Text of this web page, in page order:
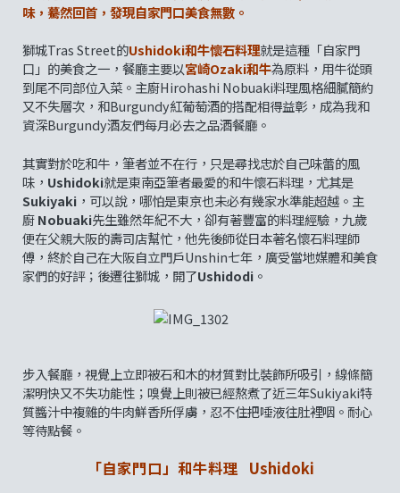
味，驀然回首，發現自家門口美食無數。
獅城Tras Street的Ushidoki和牛懷石料理就是這種「自家門
口」的美食之一，餐廳主要以宮崎Ozaki和牛為原料，用牛從頭
到尾不同部位入菜。主廚Hirohashi Nobuaki料理風格細膩簡約
又不失層次，和Burgundy紅葡萄酒的搭配相得益彰，成為我和
資深Burgundy酒友們每月必去之品酒餐廳。
其實對於吃和牛，筆者並不在行，只是尋找忠於自己味蕾的風
味， Ushidoki就是東南亞筆者最愛的和牛懷石料理，尤其是
Sukiyaki ，可以說，哪怕是東京也未必有幾家水準能超越。主
廚Nobuaki先生雖然年紀不大，卻有著豐富的料理經驗，九歲
便在父親大阪的壽司店幫忙，他先後師從日本著名懷石料理師
傅，終於自己在大阪自立門戶Unshin七年，廣受當地媒體和美食
家們的好評；後遷往獅城，開了Ushidodi 。
步入餐廳，視覺上立即被石和木的材質對比裝飾所吸引，線條簡
潔明快又不失功能性；嗅覺上則被已經熬煮了近三年Sukiyaki特
質醬汁中複雜的牛肉鮮香所俘虜，忍不住把唾液往肚裡咽。耐心
等待點餐。
「自家門口」和牛料理 Ushidoki